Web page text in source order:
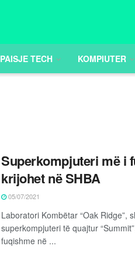
PAISJE TECH KOMPIUTER
Superkompjuteri më i
krijohet në SHBA
05/07/2021
Laboratori Kombëtar “Oak Ridge”,
superkompjuteri të quajtur
fuqishme në ...